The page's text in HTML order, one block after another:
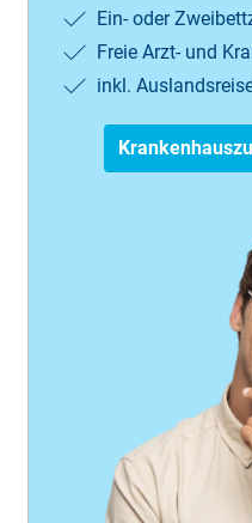
Ein- oder
Freie Arzt- und
inkl.